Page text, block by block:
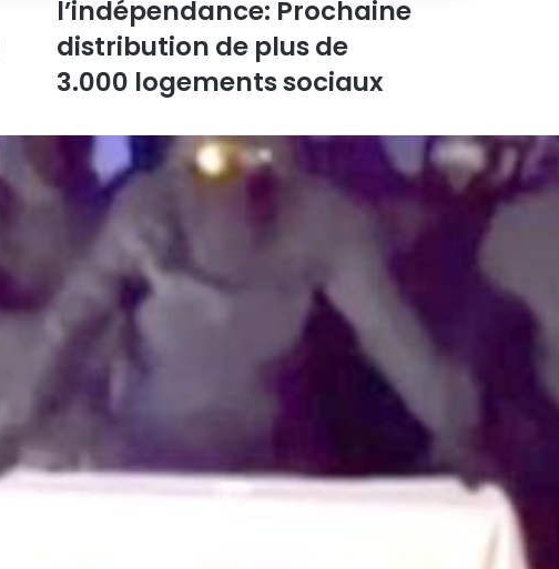
l’indépendance: Prochaine
distribution de plus de
3.000 logements sociaux